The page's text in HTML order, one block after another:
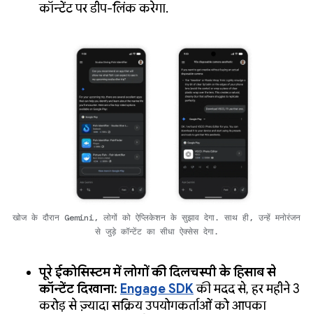
कॉन्टेंट पर डीप-लिंक करेगा.
खोज के दौरान Gemini, लोगों को ऐप्लिकेशन के सुझाव देगा. साथ ही, उन्हें मनोरंजन
से जुड़े कॉन्टेंट का सीधा ऐक्सेस देगा.
पूरे ईकोसिस्टम में लोगों की दिलचस्पी के हिसाब से
कॉन्टेंट दिखाना: Engage SDKकी मदद से, हर महीने 3
करोड़ से ज़्यादा सक्रिय उपयोगकर्ताओं को आपका